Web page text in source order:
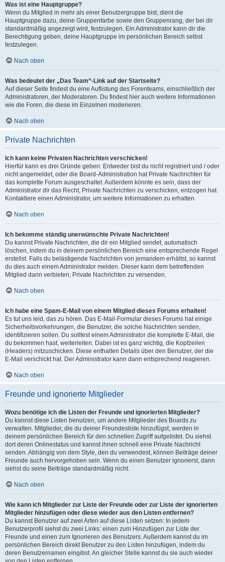
Was ist eine Hauptgruppe?
Wenn du Mitglied in mehr als einer Benutzergruppe bist, dient die
Hauptgruppe dazu, deine Gruppenfarbe sowie den Gruppenrang, der bei dir
standardmäßig angezeigt wird, festzulegen. Ein Administrator kann dir die
Berechtigung geben, deine Hauptgruppe im persönlichen Bereich selbst
festzulegen.
Nach oben
Was bedeutet der „Das Team“-Link auf der Startseite?
Auf dieser Seite findest du eine Auflistung des Forenteams, einschließlich der
Administratoren, der Moderatoren. Du findest hier auch weitere Informationen
wie die Foren, die diese im Einzelnen moderieren.
Nach oben
Private Nachrichten
Ich kann keine Privaten Nachrichten verschicken!
Hierfür kann es drei Gründe geben: Entweder bist du nicht registriert und / oder
nicht angemeldet, oder die Board-Administration hat Private Nachrichten für
das komplette Forum ausgeschaltet. Außerdem könnte es sein, dass der
Administrator dir das Recht, Private Nachrichten zu verschicken, entzogen hat.
Kontaktiere einen Administrator, um weitere Informationen zu erhalten.
Nach oben
Ich bekomme ständig unerwünschte Private Nachrichten!
Du kannst Private Nachrichten, die dir ein Mitglied sendet, automatisch
löschen, indem du in deinem persönlichen Bereich eine entsprechende Regel
erstellst. Falls du belästigende Nachrichten von jemandem erhältst, so kannst
du dies auch einem Administrator melden. Dieser kann dem betreffenden
Mitglied dann verbieten, Private Nachrichten zu versenden.
Nach oben
Ich habe eine Spam-E-Mail von einem Mitglied dieses Forums erhalten!
Es tut uns leid, das zu hören. Das E-Mail-Formular dieses Forums hat einige
Sicherheitsvorkehrungen, die Benutzer, die solche Nachrichten senden,
identifizieren sollen. Du solltest einem Administrator die komplette E-Mail, die
du bekommen hast, weiterleiten. Dabei ist es ganz wichtig, die Kopfzeilen
(Headers) mitzuschicken. Diese enthalten Details über den Benutzer, der die
E-Mail verschickt hat. Der Administrator kann dann entsprechend reagieren.
Nach oben
Freunde und ignorierte Mitglieder
Wozu benötige ich die Listen der Freunde und ignorierten Mitglieder?
Du kannst diese Listen benutzen, um andere Mitglieder des Boards zu
verwalten. Mitglieder, die du deiner Freundesliste hinzufügst, werden in
deinem persönlichen Bereich für den schnellen Zugriff aufgelistet. Du siehst
dort deren Onlinestatus und kannst ihnen schnell eine Private Nachricht
senden. Abhängig von dem Style, den du verwendest, können Beiträge deiner
Freunde auch hervorgehoben sein. Wenn du einen Benutzer ignorierst, dann
siehst du seine Beiträge standardmäßig nicht.
Nach oben
Wie kann ich Mitglieder zur Liste der Freunde oder zur Liste der ignorierten
Mitglieder hinzufügen oder diese wieder aus den Listen entfernen?
Du kannst Benutzer auf zwei Arten auf diese Listen setzen: In jedem
Benutzerprofil siehst du zwei Links: einen zum Hinzufügen zur Liste der
Freunde und einen zum Ignorieren des Benutzers. Außerdem kannst du im
persönlichen Bereich direkt Benutzer zu den Listen hinzufügen, indem du
deren Benutzernamen eingibst. An gleicher Stelle kannst du sie auch wieder